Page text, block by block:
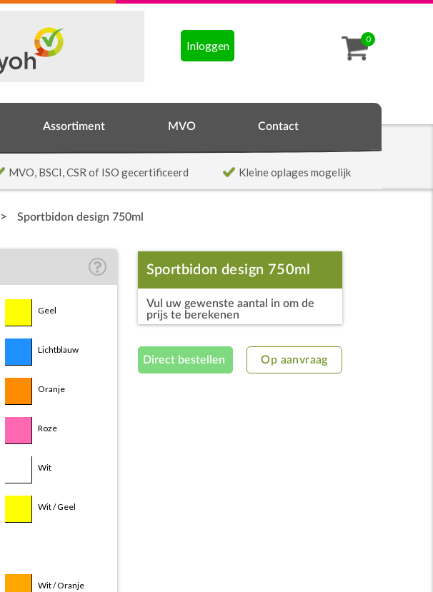
0
Inloggen
Assortiment MVO Contact
MVO, BSCI, CSR of ISO gecertificeerd Kleine oplages mogelijk
> Sportbidon design 750ml
Geel
Lichtblauw
Oranje
Roze
Wit
Wit / Geel
Wit / Oranje
Sportbidon design 750ml
Vul uw gewenste aantal in om de
prijs te berekenen
Direct bestellen Op aanvraag